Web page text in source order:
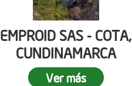
EMPROID SAS - COTA,
CUNDINAMARCA
Ver más